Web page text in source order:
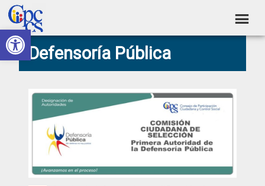
Abrir barra de herramientas
Skip
to
primary
navigation
Skip
to
main
content
Skip
to
primary
sidebar
Skip
to
footer
Consejo
de
Ciudadana
Control
Social
Construyendo
Poder
Ciudadano
Defensoría Pública